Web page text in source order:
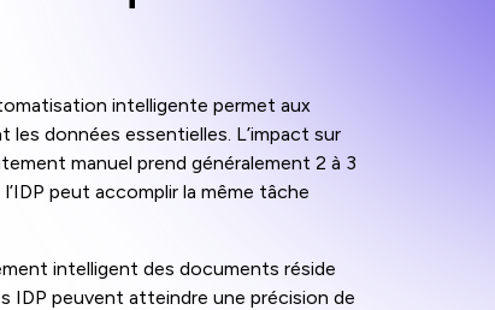
intelligente permet aux
données essentielles. L’impact sur
manuel prend généralement 2 à 3
peut accomplir la même tâche
intelligent des documents réside
IDP peuvent atteindre une précision de